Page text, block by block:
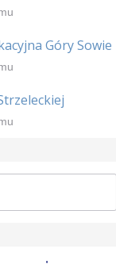
Góry Sowie